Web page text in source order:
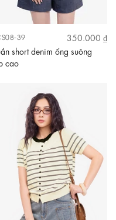
39
350.000 ₫
short denim ống suông
cao